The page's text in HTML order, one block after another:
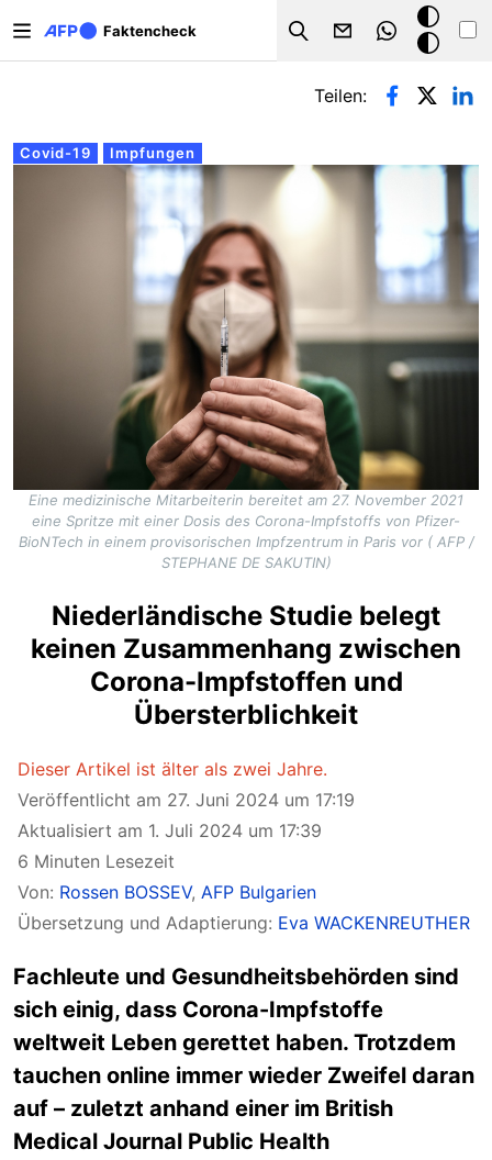
Faktencheck
Search
Dark
Mode
Primäre Reiter
Covid-19 Impfungen
Teilen:
Eine medizinische Mitarbeiterin bereitet am 27. November 2021
eine Spritze mit einer Dosis des Corona-Impfstoffs von Pfizer-
BioNTech in einem provisorischen Impfzentrum in Paris vor ( AFP /
STEPHANE DE SAKUTIN)
Niederländische Studie belegt
keinen Zusammenhang zwischen
Corona-Impfstoffen und
Übersterblichkeit
Dieser Artikel ist älter als zwei Jahre.
Veröffentlicht am 27. Juni 2024 um 17:19
Aktualisiert am 1. Juli 2024 um 17:39
6 Minuten Lesezeit
Von: Rossen BOSSEV, AFP Bulgarien
Übersetzung und Adaptierung: Eva WACKENREUTHER
Fachleute und Gesundheitsbehörden sind
sich einig, dass Corona-Impfstoffe
weltweit Leben gerettet haben. Trotzdem
tauchen online immer wieder Zweifel daran
auf – zuletzt anhand einer im British
Medical Journal Public Health